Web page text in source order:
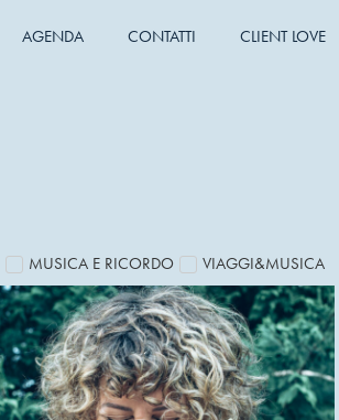
AGENDA CONTATTI CLIENT LOVE
MUSICA E RICORDO VIAGGI&MUSICA